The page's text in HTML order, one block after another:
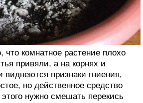
что комнатное растение плохо
привяли, а на корнях и
виднеются признаки гниения,
но действенное средство
нужно смешать перекись